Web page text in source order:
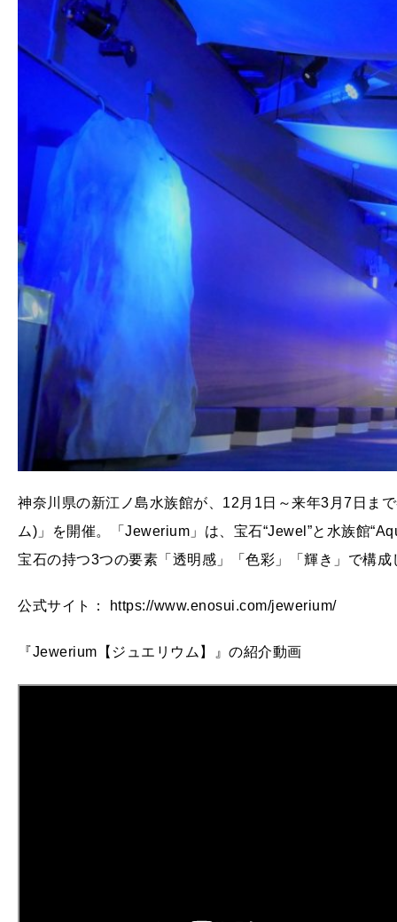
神奈川県の新江ノ島水族館が、12月1日～来年3月7日ま
ム)」を開催。「Jewerium」は、宝石“Jewel”と水族館
宝石の持つ3つの要素「透明感」「色彩」「輝き」で構
公式サイト： https://www.enosui.com/jewerium/
『Jewerium【ジュエリウム】』の紹介動画